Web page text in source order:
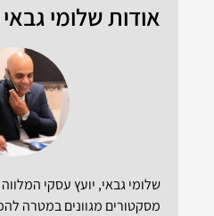
אודות שלומי גבאי
שלומי גבאי, יועץ עסקי
מסקטורים מגוונים במטרה